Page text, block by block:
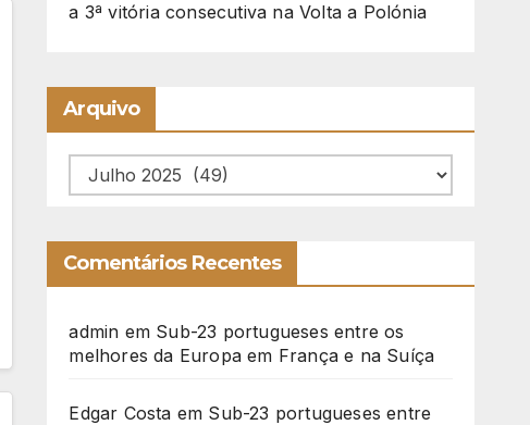
a 3ª vitória consecutiva na Volta a Polónia
Arquivo
Arquivo
Comentários Recentes
admin em Sub-23 portugueses entre os
melhores da Europa em França e na Suíça
Edgar Costa em Sub-23 portugueses entre